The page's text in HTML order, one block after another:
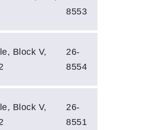
8553
Block V,
26-
8554
Block V,
26-
8551